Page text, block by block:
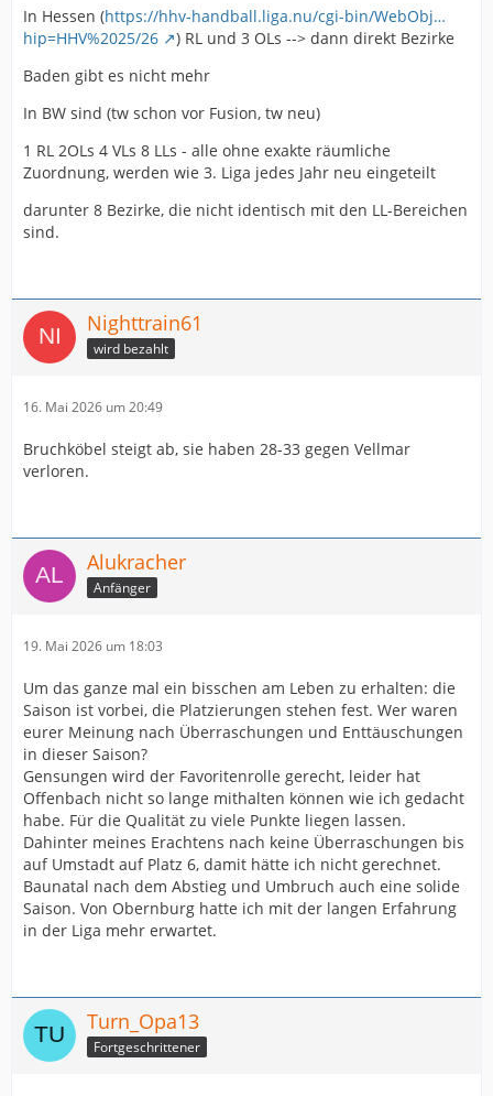
In Hessen (https://hhv-handball.liga.nu/cgi-bin/WebObj…
hip=HHV%2025/26
) RL und 3 OLs --> dann direkt Bezirke
Baden gibt es nicht mehr
In BW sind (tw schon vor Fusion, tw neu)
1 RL 2OLs 4 VLs 8 LLs - alle ohne exakte räumliche
Zuordnung, werden wie 3. Liga jedes Jahr neu eingeteilt
darunter 8 Bezirke, die nicht identisch mit den LL-Bereichen
sind.
Nighttrain61
wird bezahlt
16. Mai 2026 um 20:49
Bruchköbel steigt ab, sie haben 28-33 gegen Vellmar
verloren.
Alukracher
Anfänger
19. Mai 2026 um 18:03
Um das ganze mal ein bisschen am Leben zu erhalten: die
Saison ist vorbei, die Platzierungen stehen fest. Wer waren
eurer Meinung nach Überraschungen und Enttäuschungen
in dieser Saison?
Gensungen wird der Favoritenrolle gerecht, leider hat
Offenbach nicht so lange mithalten können wie ich gedacht
habe. Für die Qualität zu viele Punkte liegen lassen.
Dahinter meines Erachtens nach keine Überraschungen bis
auf Umstadt auf Platz 6, damit hätte ich nicht gerechnet.
Baunatal nach dem Abstieg und Umbruch auch eine solide
Saison. Von Obernburg hatte ich mit der langen Erfahrung
in der Liga mehr erwartet.
Turn_Opa13
Fortgeschrittener